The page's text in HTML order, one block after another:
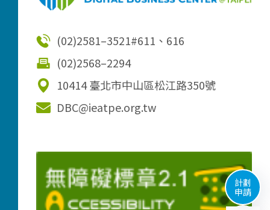
計劃
申請
(02)2581–3521#611、616
(02)2568–2294
10414 臺北市中山區松江路350號
DBC@ieatpe.org.tw